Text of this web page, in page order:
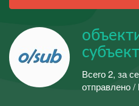
Всего 2, за
отправлено /